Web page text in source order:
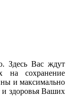
Здесь Вас ждут
на сохранение
и максимально
и здоровья Ваших